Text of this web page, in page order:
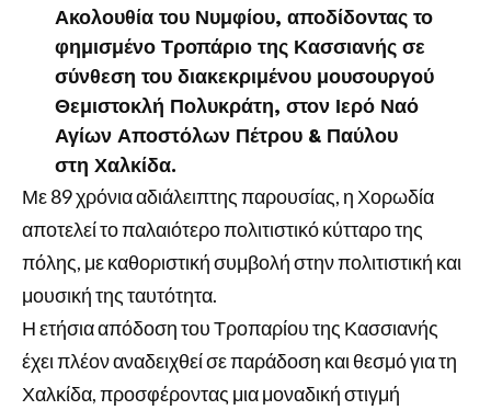
Ακολουθία του Νυμφίου, αποδίδοντας το
φημισμένο Τροπάριο της Κασσιανής σε
σύνθεση του διακεκριμένου μουσουργού
Θεμιστοκλή Πολυκράτη, στον Ιερό Ναό
Αγίων Αποστόλων Πέτρου & Παύλου
στη Χαλκίδα.
Με 89 χρόνια αδιάλειπτης παρουσίας, η Χορωδία
αποτελεί το παλαιότερο πολιτιστικό κύτταρο της
πόλης, με καθοριστική συμβολή στην πολιτιστική και
μουσική της ταυτότητα.
Η ετήσια απόδοση του Τροπαρίου της Κασσιανής
έχει πλέον αναδειχθεί σε παράδοση και θεσμό για τη
Χαλκίδα, προσφέροντας μια μοναδική στιγμή